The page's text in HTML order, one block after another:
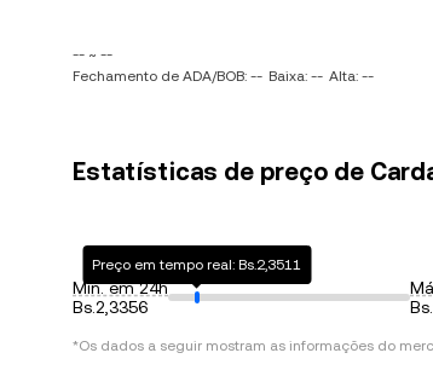
-- ~ --
Fechamento de ADA/BOB: -- Baixa: -- Alta: --
Estatísticas de preço de
Mín. em 24h
Bs.2,3356
Preço em tempo real: Bs.2,3511
*Os dados a seguir mostram as informações do